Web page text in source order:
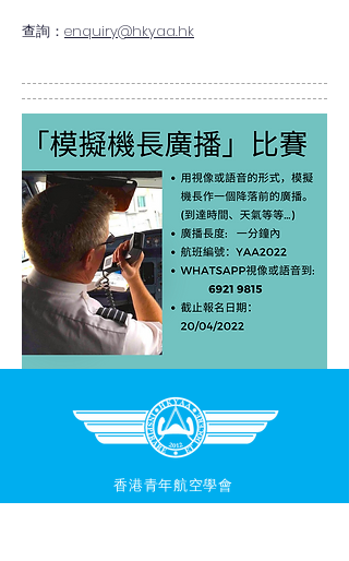
查詢： enquiry@hkyaa.hk
香港青年航空學會